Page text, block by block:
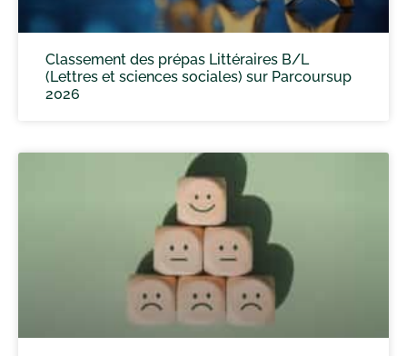
Classement des prépas Littéraires B/L
(Lettres et sciences sociales) sur Parcoursup
2026